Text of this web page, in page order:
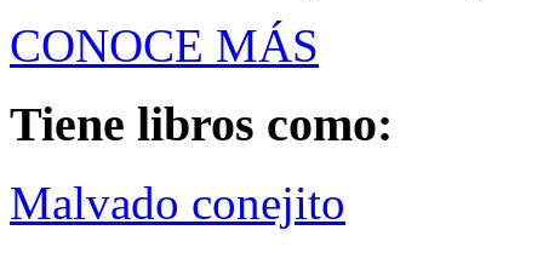
CONOCE MÁS
Tiene libros como:
Malvado conejito